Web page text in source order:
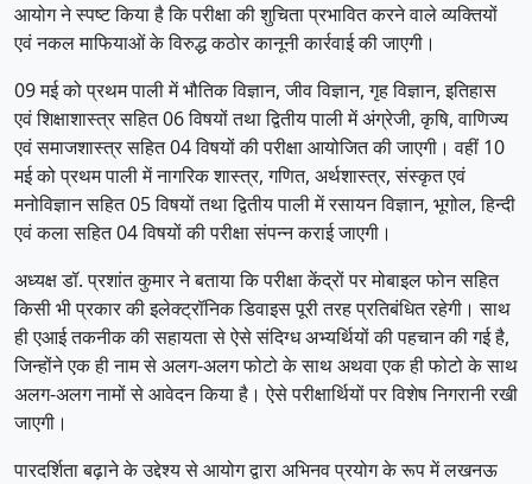
आयोग ने स्पष्ट किया है कि परीक्षा की शुचिता प्रभावित करने वाले व्यक्तियों
एवं नकल माफियाओं के विरुद्ध कठोर कानूनी कार्रवाई की जाएगी।
09 मई को प्रथम पाली में भौतिक विज्ञान, जीव विज्ञान, गृह विज्ञान, इतिहास
एवं शिक्षाशास्त्र सहित 06 विषयों तथा द्वितीय पाली में अंग्रेजी, कृषि, वाणिज्य
एवं समाजशास्त्र सहित 04 विषयों की परीक्षा आयोजित की जाएगी। वहीं 10
मई को प्रथम पाली में नागरिक शास्त्र, गणित, अर्थशास्त्र, संस्कृत एवं
मनोविज्ञान सहित 05 विषयों तथा द्वितीय पाली में रसायन विज्ञान, भूगोल, हिन्दी
एवं कला सहित 04 विषयों की परीक्षा संपन्न कराई जाएगी।
अध्यक्ष डॉ. प्रशांत कुमार ने बताया कि परीक्षा केंद्रों पर मोबाइल फोन सहित
किसी भी प्रकार की इलेक्ट्रॉनिक डिवाइस पूरी तरह प्रतिबंधित रहेगी। साथ
ही एआई तकनीक की सहायता से ऐसे संदिग्ध अभ्यर्थियों की पहचान की गई है,
जिन्होंने एक ही नाम से अलग-अलग फोटो के साथ अथवा एक ही फोटो के साथ
अलग-अलग नामों से आवेदन किया है। ऐसे परीक्षार्थियों पर विशेष निगरानी रखी
जाएगी।
पारदर्शिता बढ़ाने के उद्देश्य से आयोग द्वारा अभिनव प्रयोग के रूप में लखनऊ